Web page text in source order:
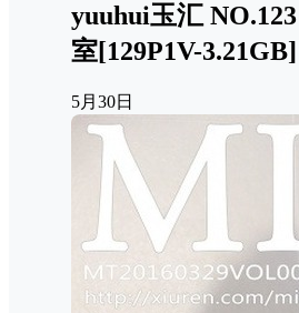
yuuhui玉汇
室[129P1V-3.21GB]
5月30日